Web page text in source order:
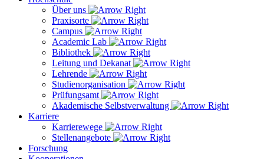
Über uns
Praxisorte
Campus
Academic Lab
Bibliothek
Leitung und Dekanat
Lehrende
Studienorganisation
Prüfungsamt
Akademische Selbstverwaltung
Karriere
Karrierewege
Stellenangebote
Forschung